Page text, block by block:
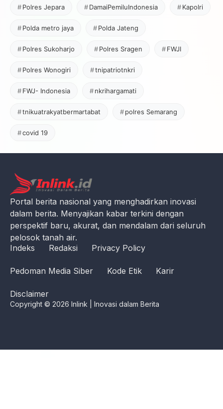
Polres Jepara DamaiPemiluIndonesia Kapolri
Polda metro jaya Polda Jateng
Polres Sukoharjo Polres Sragen FWJI
Polres Wonogiri tnipatriotnkri
FWJ- Indonesia nkrihargamati
tnikuatrakyatbermartabat polres Semarang
covid 19
Portal berita nasional yang menghadirkan inovasi
dalam berita. Menyajikan kabar terkini dengan
perspektif baru, akurat, dan mendalam dari seluruh
pelosok tanah air.
Indeks
Redaksi Privacy Policy
Pedoman Media Siber Kode Etik Karir
Disclaimer
Copyright © 2026 Inlink | Inovasi dalam Berita